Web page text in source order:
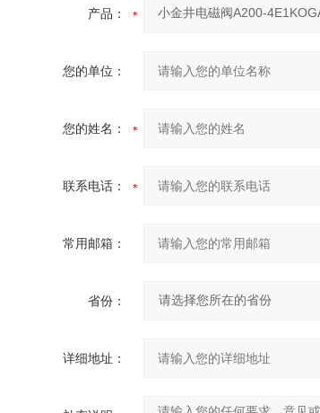
产品：
您的单位：
您的姓名：
联系电话：
常用邮箱：
省份：
详细地址：